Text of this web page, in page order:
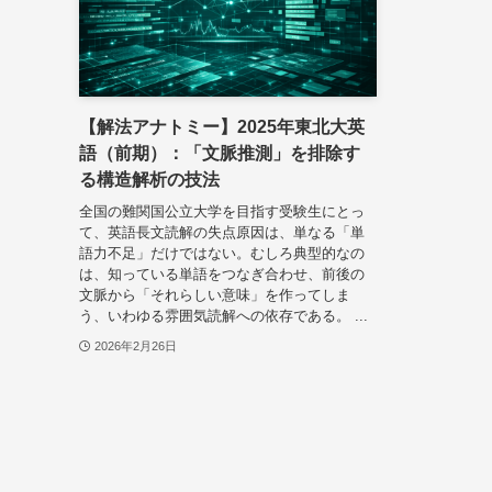
【解法アナトミー】2025年東北大英
語（前期）：「文脈推測」を排除す
る構造解析の技法
全国の難関国公立大学を目指す受験生にとっ
て、英語長文読解の失点原因は、単なる「単
語力不足」だけではない。むしろ典型的なの
は、知っている単語をつなぎ合わせ、前後の
文脈から「それらしい意味」を作ってしま
う、いわゆる雰囲気読解への依存である。 ...
2026年2月26日